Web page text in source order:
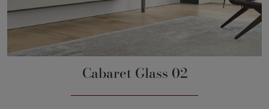
Cabaret Glass 02